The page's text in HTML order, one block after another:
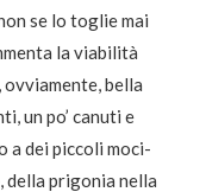
se lo toglie mai
la viabilità
ovviamente, bella
un po’ canuti e
a dei piccoli moci-
della prigonia nella